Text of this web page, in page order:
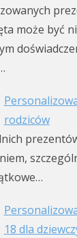
może być
rodziców
18 dla